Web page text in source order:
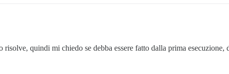
quindi mi chiedo se debba essere fatto dalla prima esecuzione,